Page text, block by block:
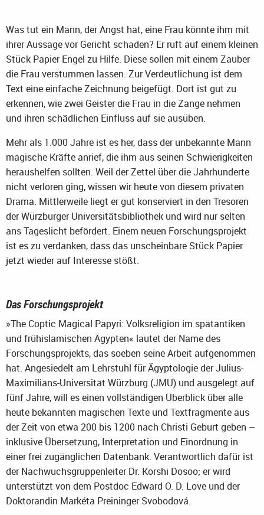
Was tut ein Mann, der Angst hat, eine Frau könnte ihm mit
ihrer Aussage vor Gericht schaden? Er ruft auf einem kleinen
Stück Papier Engel zu Hilfe. Diese sollen mit einem Zauber
die Frau verstummen lassen. Zur Verdeutlichung ist dem
Text eine einfache Zeichnung beigefügt. Dort ist gut zu
erkennen, wie zwei Geister die Frau in die Zange nehmen
und ihren schädlichen Einfluss auf sie ausüben.
Mehr als 1.000 Jahre ist es her, dass der unbekannte Mann
magische Kräfte anrief, die ihm aus seinen Schwierigkeiten
heraushelfen sollten. Weil der Zettel über die Jahrhunderte
nicht verloren ging, wissen wir heute von diesem privaten
Drama. Mittlerweile liegt er gut konserviert in den Tresoren
der Würzburger Universitätsbibliothek und wird nur selten
ans Tageslicht befördert. Einem neuen Forschungsprojekt
ist es zu verdanken, dass das unscheinbare Stück Papier
jetzt wieder auf Interesse stößt.
Das Forschungsprojekt
»The Coptic Magical Papyri: Volksreligion im spätantiken
und frühislamischen Ägypten« lautet der Name des
Forschungsprojekts, das soeben seine Arbeit aufgenommen
hat. Angesiedelt am Lehrstuhl für Ägyptologie der Julius-
Maximilians-Universität Würzburg (JMU) und ausgelegt auf
fünf Jahre, will es einen vollständigen Überblick über alle
heute bekannten magischen Texte und Textfragmente aus
der Zeit von etwa 200 bis 1200 nach Christi Geburt geben –
inklusive Übersetzung, Interpretation und Einordnung in
einer frei zugänglichen Datenbank. Verantwortlich dafür ist
der Nachwuchsgruppenleiter Dr. Korshi Dosoo; er wird
unterstützt von dem Postdoc Edward O. D. Love und der
Doktorandin Markéta Preininger Svobodová.